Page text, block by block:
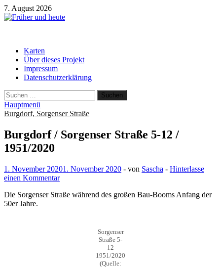
Zum
Inhalt
7. August 2026
Karten
Über dieses Projekt
Impressum
Datenschutzerklärung
Suchen
nach:
Hauptmenü
Burgdorf, Sorgenser Straße
Burgdorf / Sorgenser Straße 5-12 /
1951/2020
1. November 20201. November 2020 - von Sascha - Hinterlasse
einen Kommentar
Die Sorgenser Straße während des großen Bau-Booms Anfang der
50er Jahre.
Sorgenser
Straße 5-
12
1951/2020
(Quelle: